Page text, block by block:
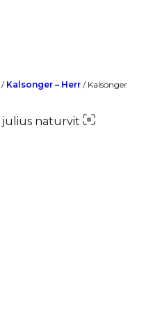
/ Kalsonger – Herr / Kalsonger